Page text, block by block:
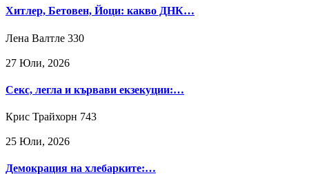
Хитлер, Бетовен, Йоци: какво ДНК…
Лена Валтле 330
27 Юли, 2026
Секс, легла и кървави екзекуции:…
Крис Трайхорн 743
25 Юли, 2026
Демокрация на хлебарките:…